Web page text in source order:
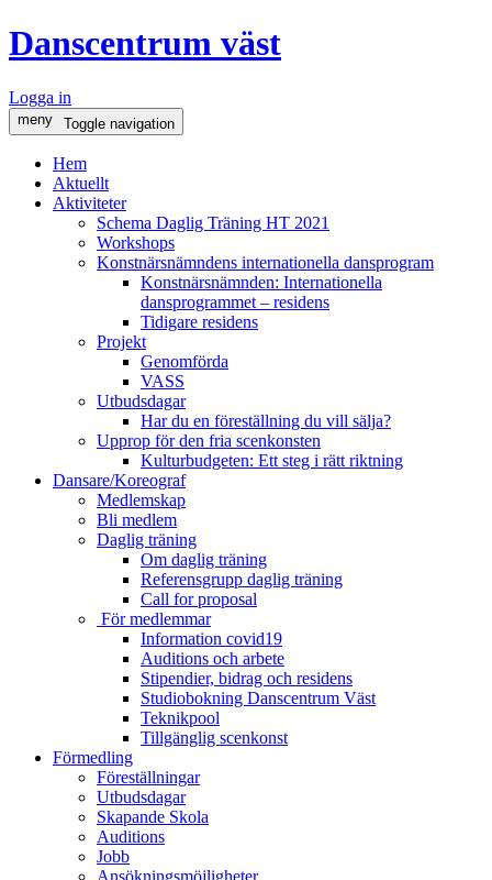
Danscentrum väst
Logga in
meny Toggle navigation
Hem
Aktuellt
Aktiviteter
Schema Daglig Träning HT 2021
Workshops
Konstnärsnämndens internationella dansprogram
Konstnärsnämnden: Internationella
dansprogrammet – residens
Tidigare residens
Projekt
Genomförda
VASS
Utbudsdagar
Har du en föreställning du vill sälja?
Upprop för den fria scenkonsten
Kulturbudgeten: Ett steg i rätt riktning
Dansare/Koreograf
Medlemskap
Bli medlem
Daglig träning
Om daglig träning
Referensgrupp daglig träning
Call for proposal
För medlemmar
Information covid19
Auditions och arbete
Stipendier, bidrag och residens
Studiobokning Danscentrum Väst
Teknikpool
Tillgänglig scenkonst
Förmedling
Föreställningar
Utbudsdagar
Skapande Skola
Auditions
Jobb
Ansökningsmöjligheter